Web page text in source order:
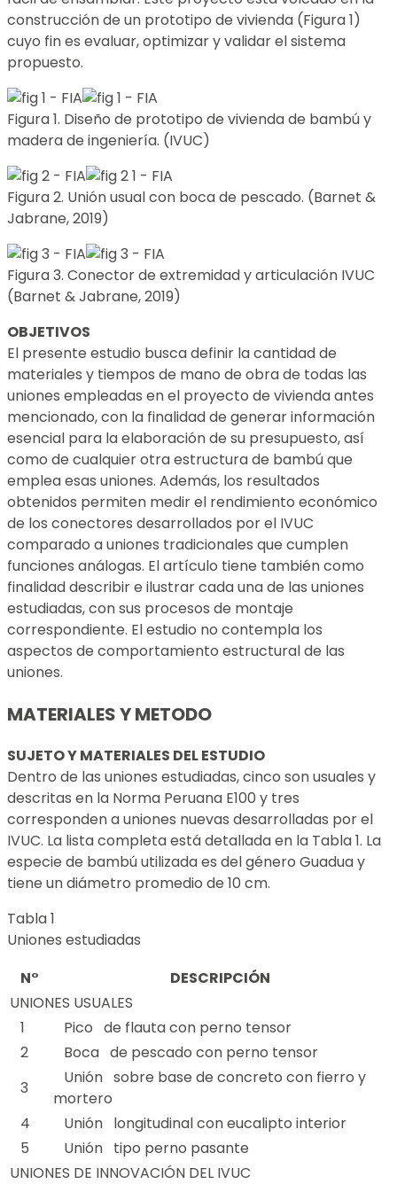
construcción de un prototipo de vivienda (Figura 1)
cuyo fin es evaluar, optimizar y validar el sistema
propuesto.
Figura 1. Diseño de prototipo de vivienda de bambú y
madera de ingeniería. (IVUC)
Figura 2. Unión usual con boca de pescado. (Barnet &
Jabrane, 2019)
Figura 3. Conector de extremidad y articulación IVUC
(Barnet & Jabrane, 2019)
OBJETIVOS
El presente estudio busca definir la cantidad de
materiales y tiempos de mano de obra de todas las
uniones empleadas en el proyecto de vivienda antes
mencionado, con la finalidad de generar información
esencial para la elaboración de su presupuesto, así
como de cualquier otra estructura de bambú que
emplea esas uniones. Además, los resultados
obtenidos permiten medir el rendimiento económico
de los conectores desarrollados por el IVUC
comparado a uniones tradicionales que cumplen
funciones análogas. El artículo tiene también como
finalidad describir e ilustrar cada una de las uniones
estudiadas, con sus procesos de montaje
correspondiente. El estudio no contempla los
aspectos de comportamiento estructural de las
uniones.
MATERIALES Y METODO
SUJETO Y MATERIALES DEL ESTUDIO
Dentro de las uniones estudiadas, cinco son usuales y
descritas en la Norma Peruana E100 y tres
corresponden a uniones nuevas desarrolladas por el
IVUC. La lista completa está detallada en la Tabla 1. La
especie de bambú utilizada es del género Guadua y
tiene un diámetro promedio de 10 cm.
Tabla 1
Uniones estudiadas
N°
DESCRIPCIÓN
UNIONES USUALES
1
Pico de flauta con perno tensor
2
Boca de pescado con perno tensor
3
Unión sobre base de concreto con fierro y
mortero
4
Unión longitudinal con eucalipto interior
5
Unión tipo perno pasante
UNIONES DE INNOVACIÓN DEL IVUC